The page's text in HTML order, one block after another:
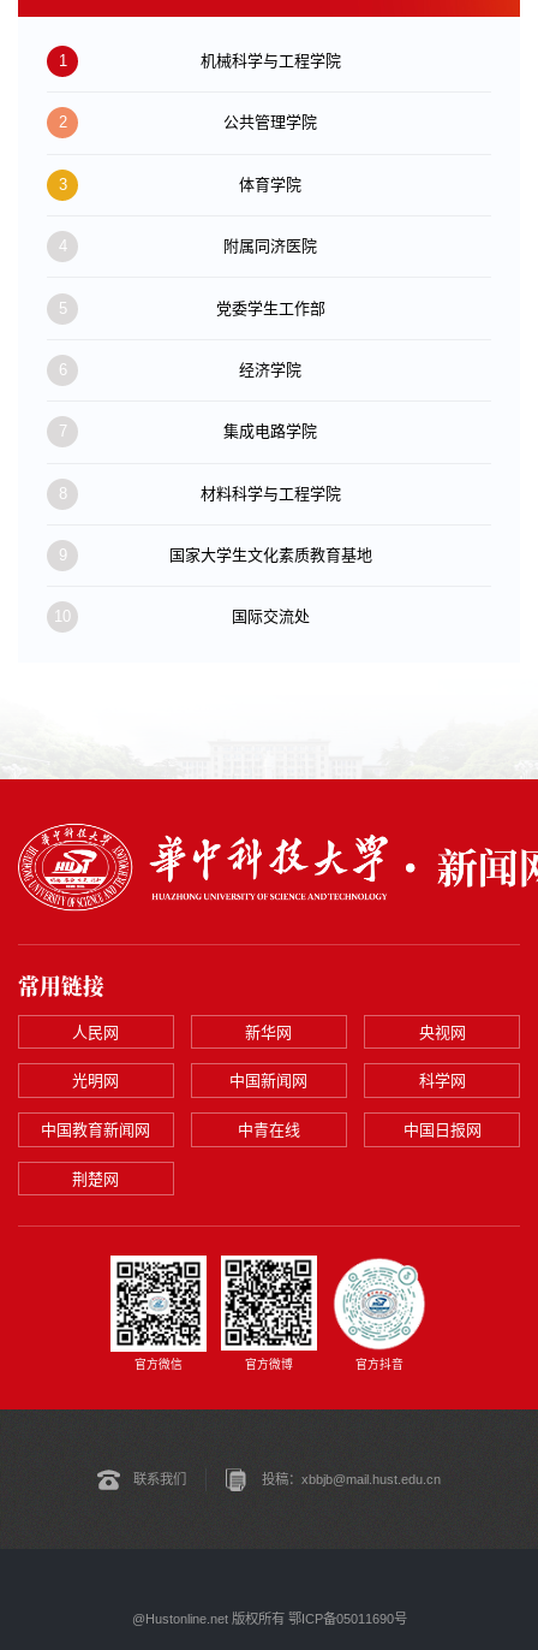
1 机械科学与工程学院
2 公共管理学院
3 体育学院
4 附属同济医院
5 党委学生工作部
6 经济学院
7 集成电路学院
8 材料科学与工程学院
9 国家大学生文化素质教育基地
10 国际交流处
常用链接
人民网 新华网 央视网
光明网 中国新闻网 科学网
中国教育新闻网 中青在线 中国日报网
荆楚网
官方微信 官方微博 官方抖音
联系我们 投稿：xbbjb@mail.hust.edu.cn
@Hustonline.net 版权所有 鄂ICP备05011690号